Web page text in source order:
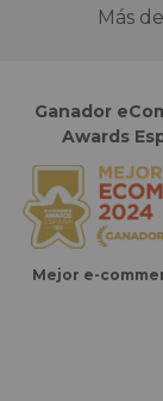
Más
Ganador
Awards
Mejor e-